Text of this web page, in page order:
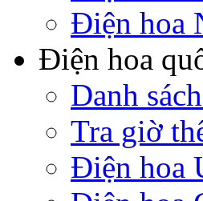
Điện hoa
Điện hoa
Danh
Tra giờ
Điện hoa